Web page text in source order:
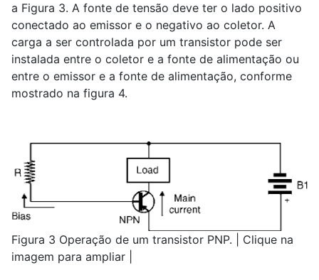
a Figura 3. A fonte de tensão deve ter o lado positivo
conectado ao emissor e o negativo ao coletor. A
carga a ser controlada por um transistor pode ser
instalada entre o coletor e a fonte de alimentação ou
entre o emissor e a fonte de alimentação, conforme
mostrado na figura 4.
Figura 3 Operação de um transistor PNP. | Clique na
imagem para ampliar |